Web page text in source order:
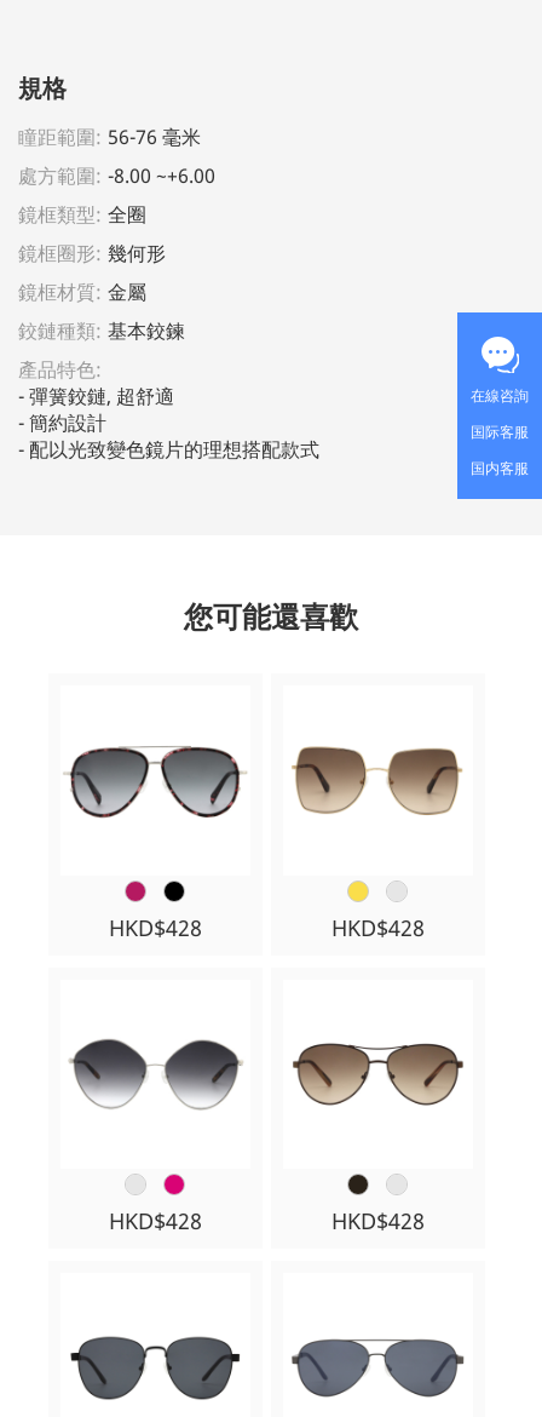
在線咨詢
国际客服
国内客服
規格
瞳距範圍: 56-76 毫米
處方範圍: -8.00 ~+6.00
鏡框類型: 全圈
鏡框圈形: 幾何形
鏡框材質: 金屬
鉸鏈種類: 基本鉸鍊
產品特色:
- 彈簧鉸鏈, 超舒適
- 簡約設
- 配以光致變色鏡片的理想搭配款式
您可能還喜歡
HKD$428 HKD$428
HKD$428 HKD$428